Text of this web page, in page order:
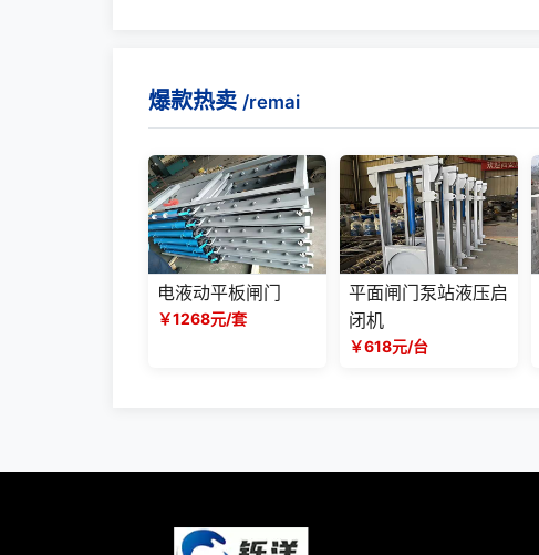
爆款热卖 /remai
电液动平板闸门
￥1268元/套
平面闸门泵站液压启
闭机
￥618元/台